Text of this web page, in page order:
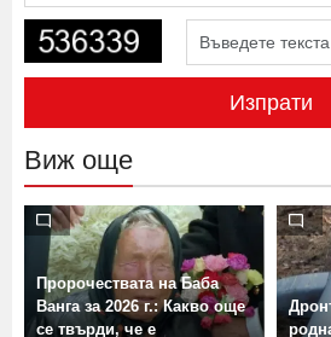
Виж още